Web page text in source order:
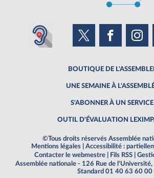
BOUTIQUE DE
UNE SEMAINE À
S'ABONNER À UN SERVICE
OUTIL D'ÉVALUATION
©Tous droits réservés Assemblée
Mentions légales
Accessibilité :
Contacter le webmestre
Fils RSS
Assemblée nationale - 126 Rue de
Standard 01 40 63 60 00